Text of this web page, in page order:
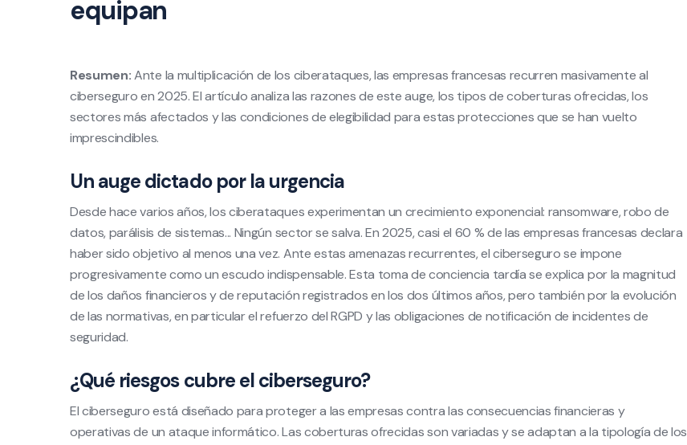
equipan
Resumen:Ante la multiplicación de los ciberataques, las empresas francesas recurren masivamente al
ciberseguro en 2025. El artículo analiza las razones de este auge, los tipos de coberturas ofrecidas, los
sectores más afectados y las condiciones de elegibilidad para estas protecciones que se han vuelto
imprescindibles.
Un auge dictado por la urgencia
Desde hace varios años, los ciberataques experimentan un crecimiento exponencial: ransomware, robo de
datos, parálisis de sistemas... Ningún sector se salva. En 2025, casi el 60 % de las empresas francesas declara
haber sido objetivo al menos una vez. Ante estas amenazas recurrentes, el ciberseguro se impone
progresivamente como un escudo indispensable. Esta toma de conciencia tardía se explica por la magnitud
de los daños financieros y de reputación registrados en los dos últimos años, pero también por la evolución
de las normativas, en particular el refuerzo del RGPD y las obligaciones de notificación de incidentes de
seguridad.
¿Qué riesgos cubre el ciberseguro?
El ciberseguro está diseñado para proteger a las empresas contra las consecuencias financieras y
operativas de un ataque informático. Las coberturas ofrecidas son variadas y se adaptan a la tipología de los